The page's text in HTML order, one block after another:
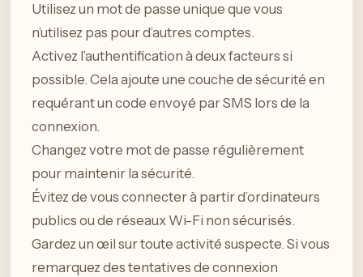
Utilisez un mot de passe unique que vous
n’utilisez pas pour d’autres comptes.
Activez l’authentification à deux facteurs si
possible. Cela ajoute une couche de sécurité en
requérant un code envoyé par SMS lors de la
connexion.
Changez votre mot de passe régulièrement
pour maintenir la sécurité.
Évitez de vous connecter à partir d’ordinateurs
publics ou de réseaux Wi-Fi non sécurisés.
Gardez un œil sur toute activité suspecte. Si vous
remarquez des tentatives de connexion